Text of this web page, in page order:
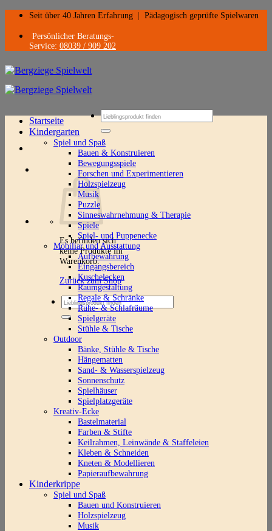
Zum
springen
Seit über 40 Jahren Erfahrung Pädagogisch geprüfte Spielwaren
Persönlicher Beratungs-
Service: 08039 / 909 202
Suchen
nach:
Es befinden sich
keine Produkte im
Warenkorb.
Zurück zum Shop
Suchen
nach:
Startseite
Kindergarten
Spiel und Spaß
Bauen & Konstruieren
Bewegungsspiele
Forschen und Experimentieren
Holzspielzeug
Musik
Puzzle
Sinneswahrnehmung & Therapie
Spiele
Spiel- und Puppenecke
Mobiliar und Ausstattung
Aufbewahrung
Eingangsbereich
Kuschelecken
Raumgestaltung
Regale & Schränke
Ruhe- & Schlafräume
Spielgeräte
Stühle & Tische
Outdoor
Bänke, Stühle & Tische
Hängematten
Sand- & Wasserspielzeug
Sonnenschutz
Spielhäuser
Spielplatzgeräte
Kreativ-Ecke
Bastelmaterial
Farben & Stifte
Keilrahmen, Leinwände & Staffeleien
Kleben & Schneiden
Kneten & Modellieren
Papieraufbewahrung
Kinderkrippe
Spiel und Spaß
Bauen und Konstruieren
Holzspielzeug
Musik